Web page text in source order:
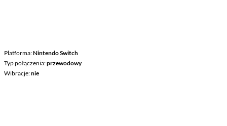
Platforma Nintendo Switch
Typ połączenia przewodowy
Wibracje nie